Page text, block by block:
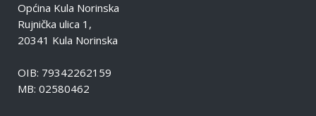
Općina Kula Norinska
Rujnička ulica 1,
20341 Kula Norinska
OIB: 79342262159
MB: 02580462